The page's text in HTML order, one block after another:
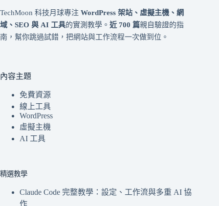
TechMoon 科技月球專注 WordPress 架站、虛擬主機、網
域、SEO 與 AI 工具的實測教學。 近 700 篇親自驗證的指
南，幫你跳過試錯，把網站與工作流程一次做到位。
內容主題
免費資源
線上工具
WordPress
虛擬主機
AI 工具
精選教學
Claude Code 完整教學：設定、工作流與多重 AI 協
作